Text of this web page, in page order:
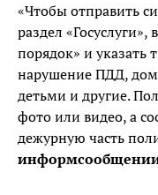
«Чтобы отправить
раздел
порядок» и указать
нарушение ПДД,
детьми и другие.
фото или видео, а
дежурную часть
информсообщении